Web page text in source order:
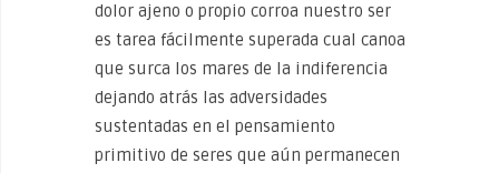
dolor ajeno o propio corroa nuestro ser
es tarea fácilmente superada cual canoa
que surca los mares de la indiferencia
dejando atrás las adversidades
sustentadas en el pensamiento
primitivo de seres que aún permanecen